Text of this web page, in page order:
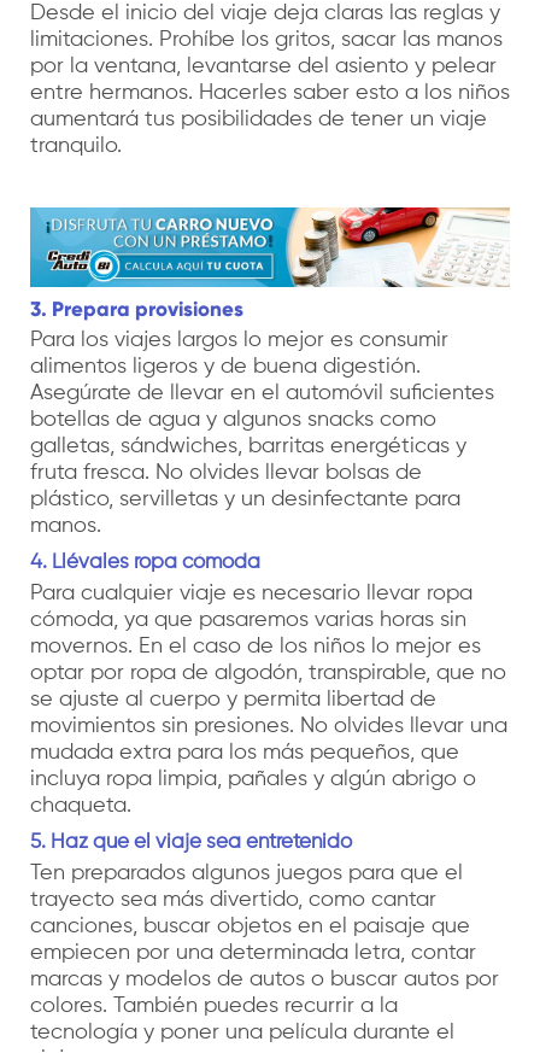
Desde el inicio del viaje deja claras las reglas y
limitaciones. Prohíbe los gritos, sacar las manos
por la ventana, levantarse del asiento y pelear
entre hermanos. Hacerles saber esto a los niños
aumentará tus posibilidades de tener un viaje
tranquilo.
3. Prepara provisiones
Para los viajes largos lo mejor es consumir
alimentos ligeros y de buena digestión.
Asegúrate de llevar en el automóvil suficientes
botellas de agua y algunos snacks como
galletas, sándwiches, barritas energéticas y
fruta fresca. No olvides llevar bolsas de
plástico, servilletas y un desinfectante para
manos.
4. Llévales ropa cómoda
Para cualquier viaje es necesario llevar ropa
cómoda, ya que pasaremos varias horas sin
movernos. En el caso de los niños lo mejor es
optar por ropa de algodón, transpirable, que no
se ajuste al cuerpo y permita libertad de
movimientos sin presiones. No olvides llevar una
mudada extra para los más pequeños, que
incluya ropa limpia, pañales y algún abrigo o
chaqueta.
5. Haz que el viaje sea entretenido
Ten preparados algunos juegos para que el
trayecto sea más divertido, como cantar
canciones, buscar objetos en el paisaje que
empiecen por una determinada letra, contar
marcas y modelos de autos o buscar autos por
colores. También puedes recurrir a la
tecnología y poner una película durante el